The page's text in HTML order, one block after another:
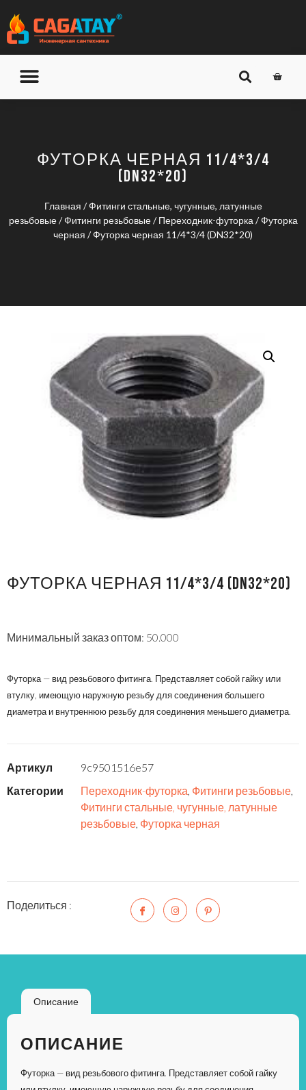
ФУТОРКА ЧЕРНАЯ 11/4*3/4
(DN32*20)
Главная /Фитинги стальные, чугунные, латунные
резьбовые/Фитинги резьбовые/Переходник-футорка /Футорка
черная / Футорка черная 11/4*3/4 (DN32*20)
ФУТОРКА ЧЕРНАЯ 11/4*3/4 (DN32*20)
Минимальный заказ оптом: 50.000
Футорка — вид резьбового фитинга. Представляет собой гайку или
втулку, имеющую наружную резьбу для соединения большего
диаметра и внутреннюю резьбу для соединения меньшего диаметра.
Артикул
9c9501516e57
Категории
Переходник-футорка, Фитинги резьбовые,
Фитинги стальные, чугунные, латунные
резьбовые, Футорка черная
Поделиться :
Описание
ОПИСАНИЕ
Футорка — вид резьбового фитинга. Представляет собой гайку